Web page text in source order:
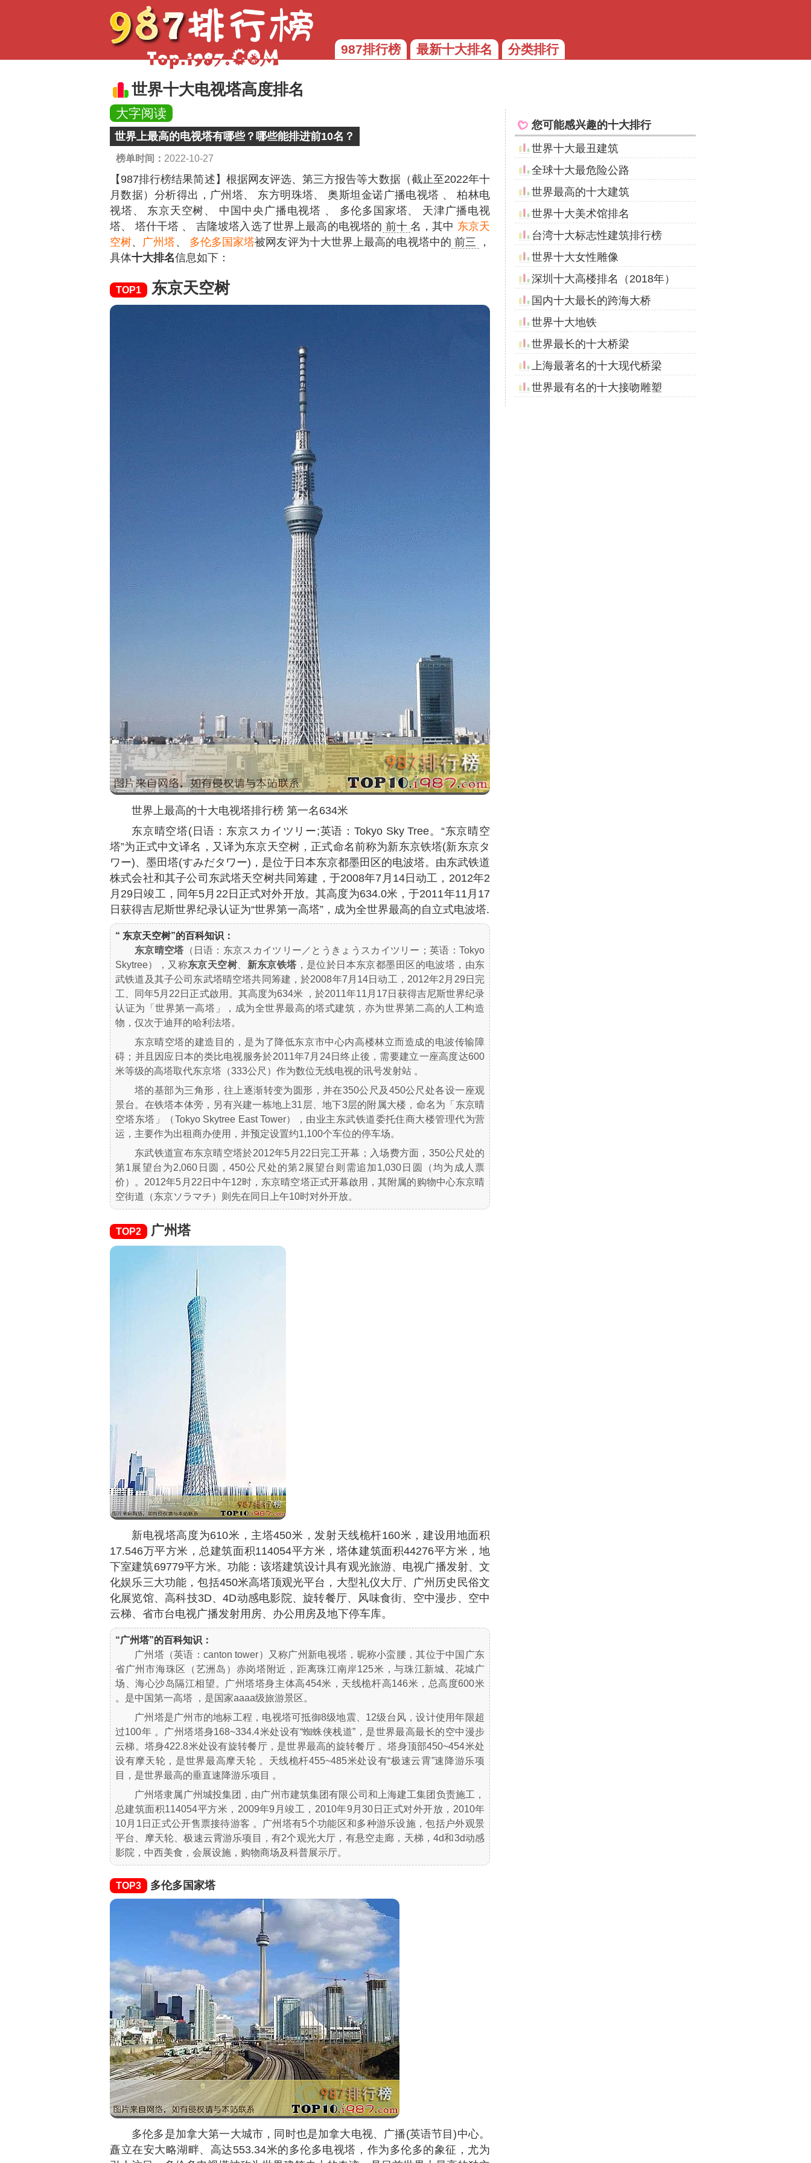
987排行榜 最新十大排名 分类排行
世界十大电视塔高度排名
大字阅读
世界上最高的电视塔有哪些？哪些能排进前10名？
榜单时间： 2022-10-27
【987排行榜结果简述】 根据网友评选、第三方报告等大数据（截止至2022年十
月数据）分析得出，广州塔、 东方明珠塔、 奥斯坦金诺广播电视塔 、 柏林电
视塔、 东京天空树、 中国中央广播电视塔 、 多伦多国家塔、 天津广播电视
塔、 塔什干塔 、 吉隆坡塔入选了世界上最高的电视塔的 前十 名，其中 东京天
空树、 广州塔 、 多伦多国家塔被网友评为十大世界上最高的电视塔中的 前三
，
具体十大排名信息如下：
TOP1 东京天空树
世界上最高的十大电视塔排行榜 第一名634米
东京晴空塔(日语：东京スカイツリー;英语：Tokyo Sky Tree。“东京晴空
塔”为正式中文译名，又译为东京天空树，正式命名前称为新东京铁塔(新东京タ
ワー)、墨田塔(すみだタワー)，是位于日本东京都墨田区的电波塔。由东武铁道
株式会社和其子公司东武塔天空树共同筹建，于2008年7月14日动工，2012年2
月29日竣工，同年5月22日正式对外开放。其高度为634.0米，于2011年11月17
日获得吉尼斯世界纪录认证为“世界第一高塔”，成为全世界最高的自立式电波塔.
“ 东京天空树”的百科知识：
东京晴空塔 （日语：东京スカイツリー／とうきょうスカイツリー；英语：Tokyo
Skytree），又称东京天空树 新东京铁塔 ，是位於日本东京都墨田区的电波塔，由东
武铁道及其子公司东武塔晴空塔共同筹建，於2008年7月14日动工，2012年2月29日完
工、同年5月22日正式啟用。其高度为634米 ，於2011年11月17日获得吉尼斯世界纪录
认证为「世界第一高塔」，成为全世界最高的塔式建筑，亦为世界第二高的人工构造
物，仅次于迪拜的哈利法塔。
东京晴空塔的建造目的，是为了降低东京市中心内高楼林立而造成的电波传输障
碍；并且因应日本的类比电视服务於2011年7月24日终止後，需要建立一座高度达600
米等级的高塔取代东京塔（333公尺）作为数位无线电视的讯号发射站 。
塔的基部为三角形，往上逐渐转变为圆形，并在350公尺及450公尺处各设一座观
景台。在铁塔本体旁，另有兴建一栋地上31层、地下3层的附属大楼，命名为「东京晴
空塔东塔」（Tokyo Skytree East Tower），由业主东武铁道委托住商大楼管理代为营
运，主要作为出租商办使用，并预定设置约1,100个车位的停车场。
东武铁道宣布东京晴空塔於2012年5月22日完工开幕；入场费方面，350公尺处的
第1展望台为2,060日圆，450公尺处的第2展望台则需追加1,030日圆（均为成人票
价）。2012年5月22日中午12时，东京晴空塔正式开幕啟用，其附属的购物中心东京晴
空街道（东京ソラマチ）则先在同日上午10时对外开放。
TOP2 广州塔
新电视塔高度为610米，主塔450米，发射天线桅杆160米，建设用地面积
17.546万平方米，总建筑面积114054平方米，塔体建筑面积44276平方米，地
下室建筑69779平方米。功能：该塔建筑设计具有观光旅游、电视广播发射、文
化娱乐三大功能，包括450米高塔顶观光平台，大型礼仪大厅、广州历史民俗文
化展览馆、高科技3D、4D动感电影院、旋转餐厅、风味食街、空中漫步、空中
云梯、省市台电视广播发射用房、办公用房及地下停车库。
“广州塔”的百科知识：
广州塔（英语：canton tower）又称广州新电视塔，昵称小蛮腰，其位于中国广东
省广州市海珠区（艺洲岛）赤岗塔附近，距离珠江南岸125米，与珠江新城、花城广
场、海心沙岛隔江相望。广州塔塔身主体高454米，天线桅杆高146米，总高度600米
。是中国第一高塔 ，是国家aaaa级旅游景区。
广州塔是广州市的地标工程，电视塔可抵御8级地震、12级台风，设计使用年限超
过100年 。广州塔塔身168~334.4米处设有“蜘蛛侠栈道”，是世界最高最长的空中漫步
云梯。塔身422.8米处设有旋转餐厅，是世界最高的旋转餐厅 。塔身顶部450~454米处
设有摩天轮，是世界最高摩天轮 。天线桅杆455~485米处设有“极速云霄”速降游乐项
目，是世界最高的垂直速降游乐项目 。
广州塔隶属广州城投集团，由广州市建筑集团有限公司和上海建工集团负责施工，
总建筑面积114054平方米，2009年9月竣工，2010年9月30日正式对外开放，2010年
10月1日正式公开售票接待游客 。广州塔有5个功能区和多种游乐设施，包括户外观景
平台、摩天轮、极速云霄游乐项目，有2个观光大厅，有悬空走廊，天梯，4d和3d动感
影院，中西美食，会展设施，购物商场及科普展示厅。
TOP3 多伦多国家塔
多伦多是加拿大第一大城市，同时也是加拿大电视、广播(英语节目)中心。
矗立在安大略湖畔、高达553.34米的多伦多电视塔，作为多伦多的象征，尤为
您可能感兴趣的十大排行
世界十大最丑建筑
全球十大最危险公路
世界最高的十大建筑
世界十大美术馆排名
台湾十大标志性建筑排行榜
世界十大女性雕像
深圳十大高楼排名（2018年）
国内十大最长的跨海大桥
世界十大地铁
世界最长的十大桥梁
上海最著名的十大现代桥梁
世界最有名的十大接吻雕塑